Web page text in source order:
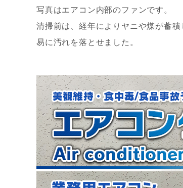
写真はエアコン内部のファンです。
清掃前は、経年によりヤニや煤が蓄
易に汚れを落とせました。